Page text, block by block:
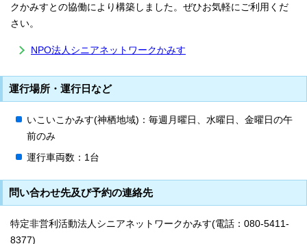
クかみすとの協働により構築しました。ぜひお気軽にご利用くだ
さい。
NPO法人シニアネットワークかみす
運行場所・運行日など
いこいこかみす(神栖地域)：毎週月曜日、水曜日、金曜日の午
前のみ
運行車両数：1台
問い合わせ先及び予約の連絡先
特定非営利活動法人シニアネットワークかみす(電話：080-5411‐
8377)